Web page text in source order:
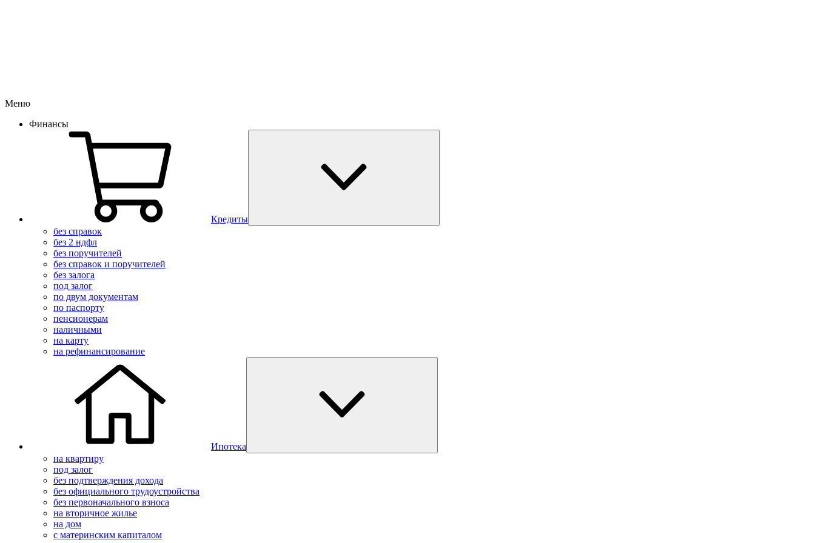
Меню
Финансы
Кредиты
без справок
без 2 ндфл
без поручителей
без справок и поручителей
без залога
под залог
по двум документам
по паспорту
пенсионерам
наличными
на карту
на рефинансирование
Ипотека
на квартиру
под залог
без подтверждения дохода
без официального трудоустройства
без первоначального взноса
на вторичное жилье
на дом
с материнским капиталом